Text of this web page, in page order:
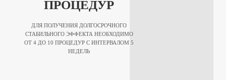
ПРОЦЕДУР
ДЛЯ ПОЛУЧЕНИЯ ДОЛГОСРОЧНОГО
СТАБИЛЬНОГО ЭФФЕКТА НЕОБХОДИМО
ОТ 4 ДО 10 ПРОЦЕДУР С ИНТЕРВАЛОМ 5
НЕДЕЛЬ